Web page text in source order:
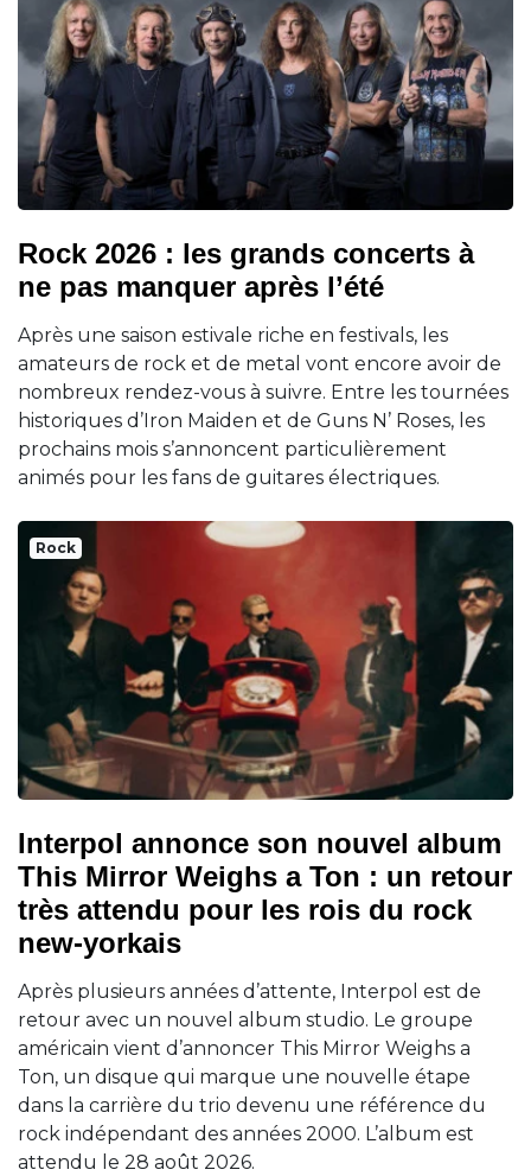
Rock 2026 : les grands concerts à
ne pas manquer après l’été
Après une saison estivale riche en festivals, les
amateurs de rock et de metal vont encore avoir de
nombreux rendez-vous à suivre. Entre les tournées
historiques d’Iron Maiden et de Guns N’ Roses, les
prochains mois s’annoncent particulièrement
animés pour les fans de guitares électriques.
Rock
Interpol annonce son nouvel album
This Mirror Weighs a Ton : un retour
très attendu pour les rois du rock
new-yorkais
Après plusieurs années d’attente, Interpol est de
retour avec un nouvel album studio. Le groupe
américain vient d’annoncer This Mirror Weighs a
Ton, un disque qui marque une nouvelle étape
dans la carrière du trio devenu une référence du
rock indépendant des années 2000. L’album est
attendu le 28 août 2026.